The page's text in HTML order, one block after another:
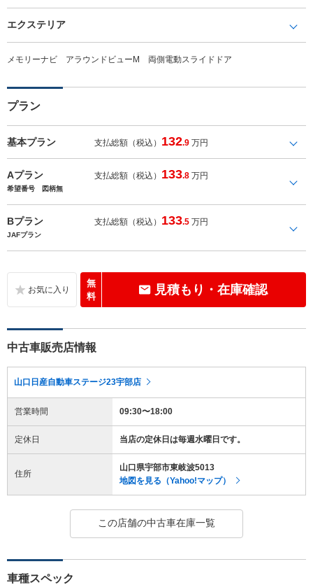
エクステリア
メモリーナビ アラウンドビューM 両側電動スライドドア
プラン
基本プラン 支払総額（税込） 132.9 万円
Aプラン 支払総額（税込） 133.8 万円
希望番号 図柄無
Bプラン 支払総額（税込） 133.5 万円
JAFプラン
無
料
見積もり・在庫確認
中古車販売店情報
山口日産自動車ステージ23宇部店
営業時間 09:30〜18:00
定休日 当店の定休日は毎週水曜日です。
住所
山口県宇部市東岐波5013
地図を見る（Yahoo!マップ）
この店舗の中古車在庫一覧
車種スペック